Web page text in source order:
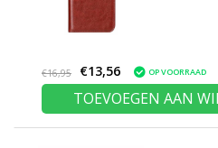
€16,95 €13,56 OP VOORRAAD
TOEVOEGEN AAN